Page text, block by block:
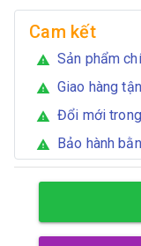
Cam kết
warning Sản phẩm
warning Giao hàng
warning Đổi mới
warning Bảo hành